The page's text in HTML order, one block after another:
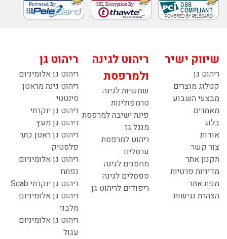
שיווק ישיר
ריהוט גן
קטלוג מוצרים
מבצעי השבוע
מאמרים
בלוג
אודות
צור קשר
תקנון אתר
מדיניות פרטיות
מפת אתר
הצהרת נגישות
ריהוט לגינה
ולמרפסת
שמשיות לגינה
טרמפולינות
פינת ישיבה למרפסת
מנגל גז
ריהוט למרפסת
ערסלים
מחסנים לגינה
ספסלים לגינה
ריפודים לריהוט גן
ריהוט גן
ריהוט גן אלומיניום
ריהוט גינה מראטן
סינטטי
ריהוט גן יוקרתי
ריהוט גן מעץ
ריהוט גן ראטן כתר
פלסטיק
ריהוט גן אלומיניום
נפתח
ריהוט גן יוקרתי Scab
ריהוט גן אלומיניום
מלבני
ריהוט גן אלומיניום
עגול